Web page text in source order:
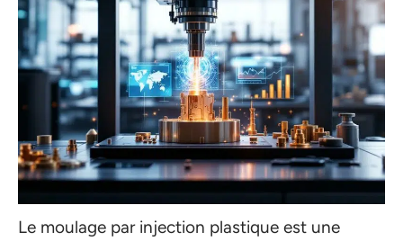
Le moulage par injection plastique est une